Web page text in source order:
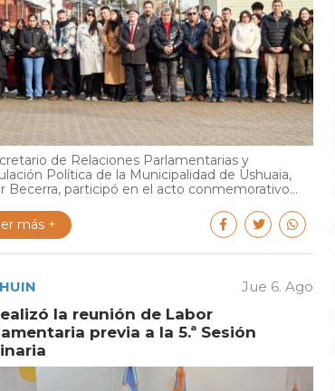
de Relaciones Parlamentarias y
Política de la Municipalidad de Ushuaia,
Becerra, participó en el acto conmemorativo...
más +
Jue 6. Ago
la reunión de Labor
previa a la 5.ª Sesión